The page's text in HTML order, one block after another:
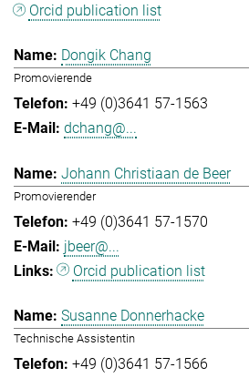
Orcid publication list
Dongik Chang
Promovierende
+49 (0)3641 57-1563
dchang@...
Johann Christiaan de Beer
Promovierender
+49 (0)3641 57-1570
jbeer@...
Orcid publication list
Susanne Donnerhacke
Technische Assistentin
+49 (0)3641 57-1566